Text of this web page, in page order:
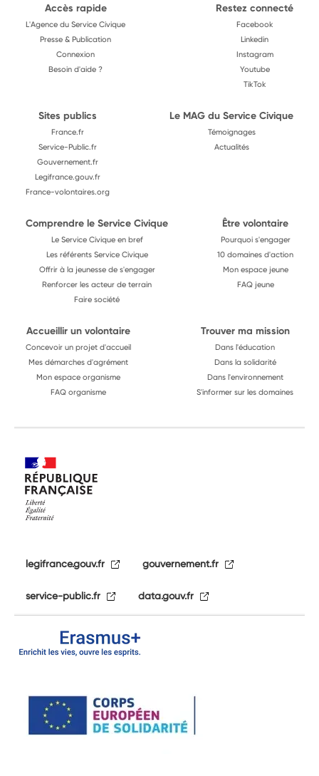
Accès rapide
L'Agence du Service Civique
Presse & Publication
Connexion
Besoin d'aide ?
Restez connecté
Facebook
Linkedin
Instagram
Youtube
TikTok
Sites publics
France.fr
Service-Public.fr
Gouvernement.fr
Legifrance.gouv.fr
France-volontaires.org
Le MAG du Service Civique
Témoignages
Actualités
Comprendre le Service Civique
Le Service Civique en bref
Les référents Service Civique
Offrir à la jeunesse de s'engager
Renforcer les acteur de terrain
Faire société
Être volontaire
Pourquoi s'engager
10 domaines d'action
Mon espace jeune
FAQ jeune
Accueillir un volontaire
Concevoir un projet d'accueil
Mes démarches d'agrément
Mon espace organisme
FAQ organisme
Trouver ma mission
Dans l'éducation
Dans la solidarité
Dans l'environnement
S'informer sur les domaines
legifrance.gouv.fr gouvernement.fr
service-public.fr data.gouv.fr